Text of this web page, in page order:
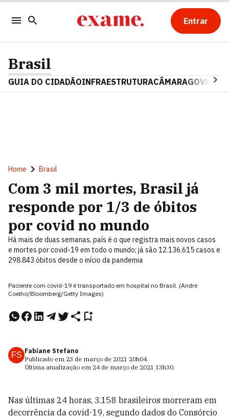
Entrar
Brasil
GUIA DO CIDADÃOINFRAESTRUTURACÂMARAGOVERNO
Home Brasil
Com 3 mil mortes, Brasil já
responde por 1/3 de óbitos
por covid no mundo
Há mais de duas semanas, país é o que registra mais novos casos
e mortes por covid-19 em todo o mundo; já são 12.136.615 casos e
298.843 óbitos desde o início da pandemia
Paciente com covid-19 é transportado em hospital no Brasil. (Andre
Coelho/Bloomberg/Getty Images)
FS Fabiane Stefano
Publicado em 23 de março de 2021 20h04.
Última atualização em 24 de março de 2021 13h30.
Nas últimas 24 horas, 3.158 brasileiros morreram em
decorrência da covid-19, segundo dados do Consórcio